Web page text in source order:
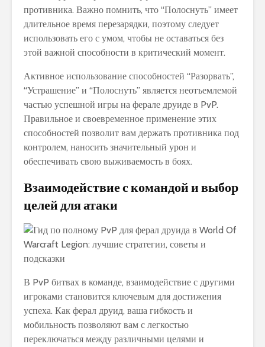
противника. Важно помнить, что “Полоснуть” имеет
длительное время перезарядки, поэтому следует
использовать его с умом, чтобы не оставаться без
этой важной способности в критический момент.
Активное использование способностей “Разорвать”,
“Устрашение” и “Полоснуть” является неотъемлемой
частью успешной игры на ферале друиде в PvP.
Правильное и своевременное применение этих
способностей позволит вам держать противника под
контролем, наносить значительный урон и
обеспечивать свою выживаемость в боях.
Взаимодействие с командой и выбор
целей для атаки
В PvP битвах в команде, взаимодействие с другими
игроками становится ключевым для достижения
успеха. Как ферал друид, ваша гибкость и
мобильность позволяют вам с легкостью
переключаться между различными целями и